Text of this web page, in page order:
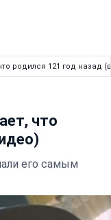
родился 121 год назад
что
его самым